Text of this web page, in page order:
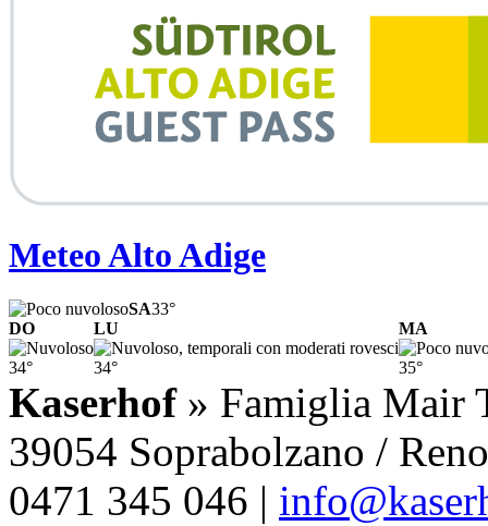
Meteo Alto Adige
SA33°
DO
34°
LU
34°
MA
35°
Kaserhof» Famiglia Mair
39054 Soprabolzano /
0471 345 046 |